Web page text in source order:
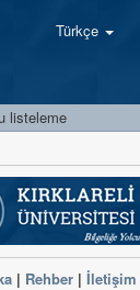
Türkçe
listeleme
| Rehber |İletişim